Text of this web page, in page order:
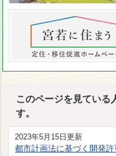
このページを見ている
す。
2023年5月15日更新
都市計画法に基づく開発